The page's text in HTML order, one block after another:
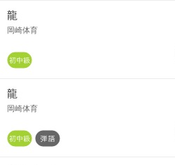
龍
岡崎体育
龍
岡崎体育